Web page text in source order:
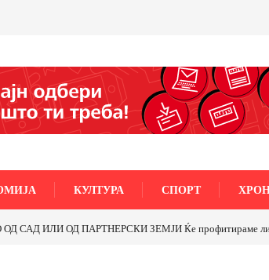
КУЛТУРА СПОРТ
ИЛИ ОД ПАРТНЕРСКИ ЗЕМЈИ Ќе профитираме ли со